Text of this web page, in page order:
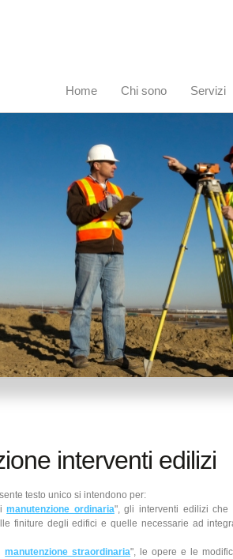
Home Chi sono Servizi
interventi edilizi
testo unico si intendono per:
manutenzione ordinaria", gli interventi edilizi che
finiture degli edifici e quelle necessarie ad
manutenzione straordinaria", le opere e le